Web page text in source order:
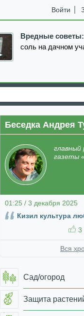
Войти
Вредные советы:
соль на дачном
Беседка Андрея
главный
газеты
01:25 / 3 декабря 2025
Кизил культура
3
Вся
Сад/огород
Защита